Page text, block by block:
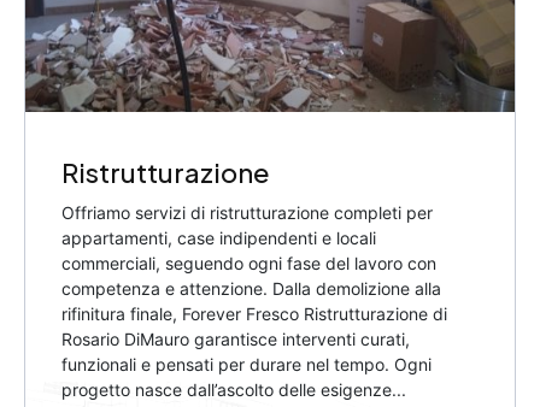
Ristrutturazione
Offriamo servizi di ristrutturazione completi per
appartamenti, case indipendenti e locali
commerciali, seguendo ogni fase del lavoro con
competenza e attenzione. Dalla demolizione alla
rifinitura finale, Forever Fresco Ristrutturazione di
Rosario DiMauro garantisce interventi curati,
funzionali e pensati per durare nel tempo. Ogni
progetto nasce dall’ascolto delle esigenze...